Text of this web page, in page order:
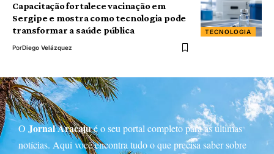
TECNOLOGIA
Capacitação fortalece vacinação em
Sergipe e mostra como tecnologia pode
transformar a saúde pública
PorDiego Velázquez
O Jornal Aracajué o seu portal completo para as últimas
notícias. Aqui você encontra tudo o que precisa saber sobre